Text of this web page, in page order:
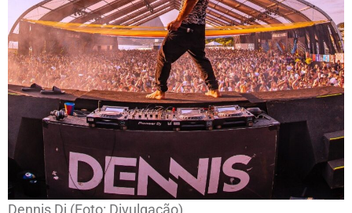
Dennis Dj (Foto: Divulgação)